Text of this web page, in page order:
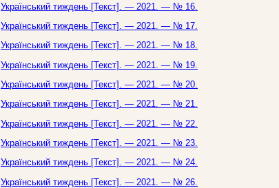
Український тиждень [Текст]. — 2021. — № 16.
Український тиждень [Текст]. — 2021. — № 17.
Український тиждень [Текст]. — 2021. — № 18.
Український тиждень [Текст]. — 2021. — № 19.
Український тиждень [Текст]. — 2021. — № 20.
Український тиждень [Текст]. — 2021. — № 21.
Український тиждень [Текст]. — 2021. — № 22.
Український тиждень [Текст]. — 2021. — № 23.
Український тиждень [Текст]. — 2021. — № 24.
Український тиждень [Текст]. — 2021. — № 26.